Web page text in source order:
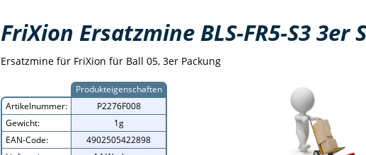
FriXion Ersatzmine BLS-FR5-S3 3er
Ersatzmine für FriXion für Ball 05, 3er Packung
Produkteigenschaften
Artikelnummer:
P2276F008
Gewicht:
1g
EAN-Code:
4902505422898